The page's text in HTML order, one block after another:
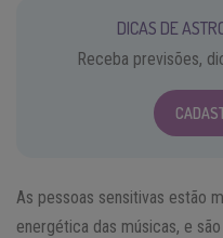
DICAS DE
Receba previsões,
As pessoas sensitivas estão
energética das músicas, e